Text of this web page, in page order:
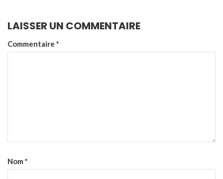
LAISSER UN COMMENTAIRE
Commentaire *
Nom *